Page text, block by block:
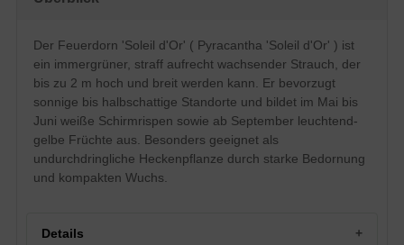
cm lang
Frucht
Rundlich, erbsengroß, leuchtend-gelb, ab
September bis teilweise zum Winterende
Blüte
Weiße Schirmrispen am mehrjährigen
Trieb zu Anfang des Sommers
Blütezeit
Mai - Juni
Boden
Relativ anspruchslos, optimale
Entwicklung auf nährstoffreichen Böden
Vogelnähr- und -nistgehölz, Insektenfutter
schönes Farbspiel durch Frucht und Blüte
mäßiger Jahreszuwachs
Staunässe meiden
starker Insektenbeflug
Der Feuerdorn 'Soleil d'Or' ( Pyracantha 'Soleil d'Or' ) ist
ein immergrüner, straff aufrecht wachsender Strauch, der
bis zu 2 m hoch und breit werden kann. Er bevorzugt
sonnige bis halbschattige Standorte und bildet im Mai bis
Juni weiße Schirmrispen sowie ab September leuchtend-
gelbe Früchte aus. Besonders geeignet als
undurchdringliche Heckenpflanze durch starke Bedornung
und kompakten Wuchs.
Details